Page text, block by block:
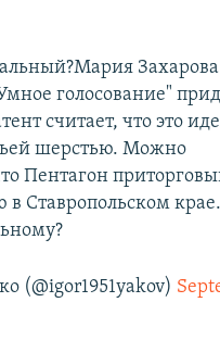
Захарова
голосование"
считает, что это
шерстью. Можно
Пентагон
в Ставропольском
(@igor1951yakov)